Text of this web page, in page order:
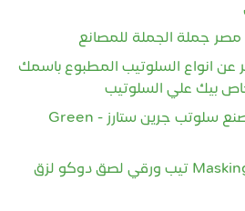
جملة الجملة للمصانع
عن انواع السلوتيب المطبوع باسمك
بيك علي السلوتيب
الاسترتش الصناعى مصنع سلوتب جرين ستارز - Green
ماسكينج تيب Masking Tape تيب ورقي لصق دوكو لزق